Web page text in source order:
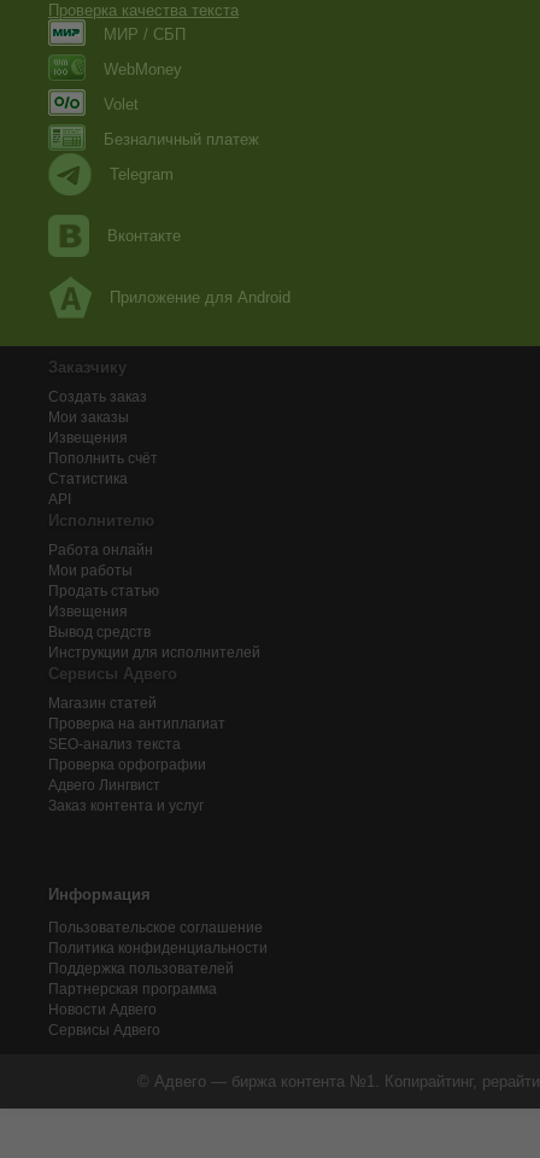
Проверка качества текста
МИР / СБП
WebMoney
Volet
Безналичный платеж
Telegram
Вконтакте
Приложение для Android
Заказчику
Создать заказ
Мои заказы
Извещения
Пополнить счёт
Статистика
API
Исполнителю
Работа онлайн
Мои работы
Продать статью
Извещения
Вывод средств
Инструкции для исполнителей
Сервисы Адвего
Магазин статей
Проверка на антиплагиат
SEO-анализ текста
Проверка орфографии
Адвего Лингвист
Заказ контента и услуг
Информация
Пользовательское соглашение
Политика конфиденциальности
Поддержка пользователей
Партнерская программа
Новости Адвего
Сервисы Адвего
© Адвего — биржа контента №1. Копирайтинг,